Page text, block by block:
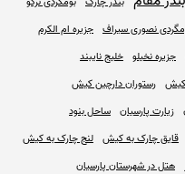
نصوری سیراف جزیره ام الکرم
جزیره نخیلو خلیج نایبند
کیش رستوران دارچین کیش
زیارت پارسیان ساحل بنود
قایق چارک به کیش لنج چارک به کیش
هتل در شهرستان پارسیان